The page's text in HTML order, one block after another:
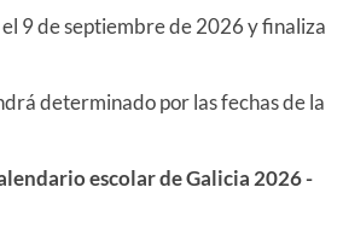
9 de septiembre de 2026y finaliza
determinado por las fechas de la
escolar de Galicia2026 -